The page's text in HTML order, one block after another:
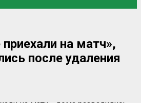
на матч»,
после удаления